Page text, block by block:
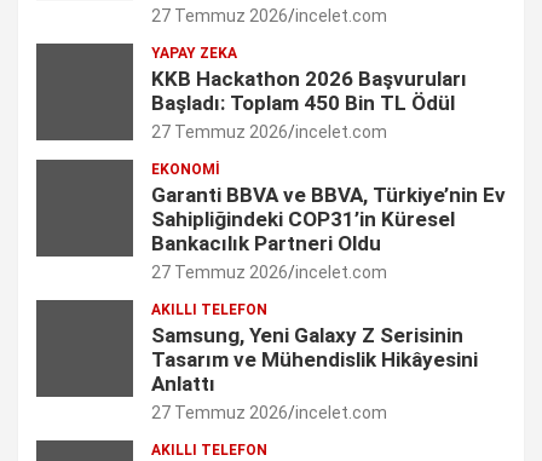
d
n
e
r
b
C
a
n
n
e
l
27 Temmuz 2026 incelet.com
YAPAY ZEKA
KKB Hackathon 2026 Başvuruları
Başladı: Toplam 450 Bin TL Ödül
27 Temmuz 2026 incelet.com
EKONOMI
Garanti BBVA ve BBVA, Türkiye’nin Ev
Sahipliğindeki COP31’in Küresel
Bankacılık Partneri Oldu
27 Temmuz 2026 incelet.com
AKILLI TELEFON
Samsung, Yeni Galaxy Z Serisinin
Tasarım ve Mühendislik Hikâyesini
Anlattı
27 Temmuz 2026 incelet.com
AKILLI TELEFON